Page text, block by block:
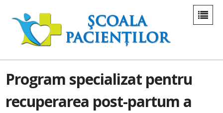
Program specializat pentru
recuperarea post-partum a